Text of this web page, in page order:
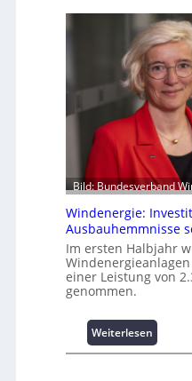
z
e
n
m
a
n
a
g
e
m
e
n
t
h
o
c
e
t
e
l
l
i
g
e
n
t
e
N
t
z
u
n
g
ü
e
Bild: Bundesverband
Windenergie:
Ausbauhemmnisse
Im ersten Halbjahr
einer Leistung von
genommen.
Weiterlesen
W